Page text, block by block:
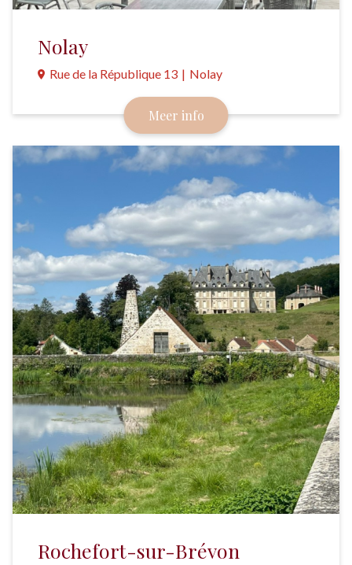
Nolay
Rue de la République 13 | Nolay
Een schilderachtig en levendig dorpje met een
middeleeuwse markthal en vakwerkhuizen.
Meer info
Rochefort-sur-Brévon